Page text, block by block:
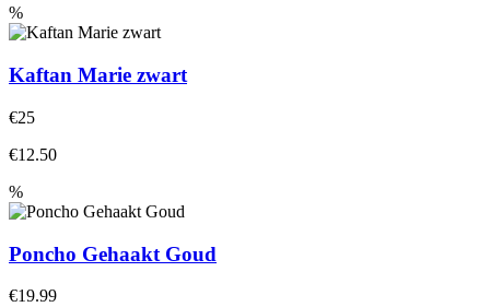
%
Kaftan Marie zwart
€25
€12.50
%
Poncho Gehaakt Goud
€19.99